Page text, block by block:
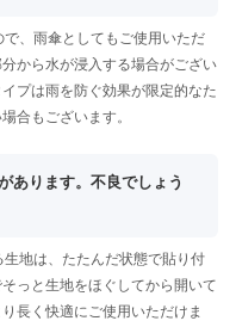
、雨傘としてもご使用いただ
から水が浸入する場合がござい
プは雨を防ぐ効果が限定的なた
合もございます。
あります。不良でしょう
地は、たたんだ状態で貼り付
っと生地をほぐしてから開いて
長く快適にご使用いただけま